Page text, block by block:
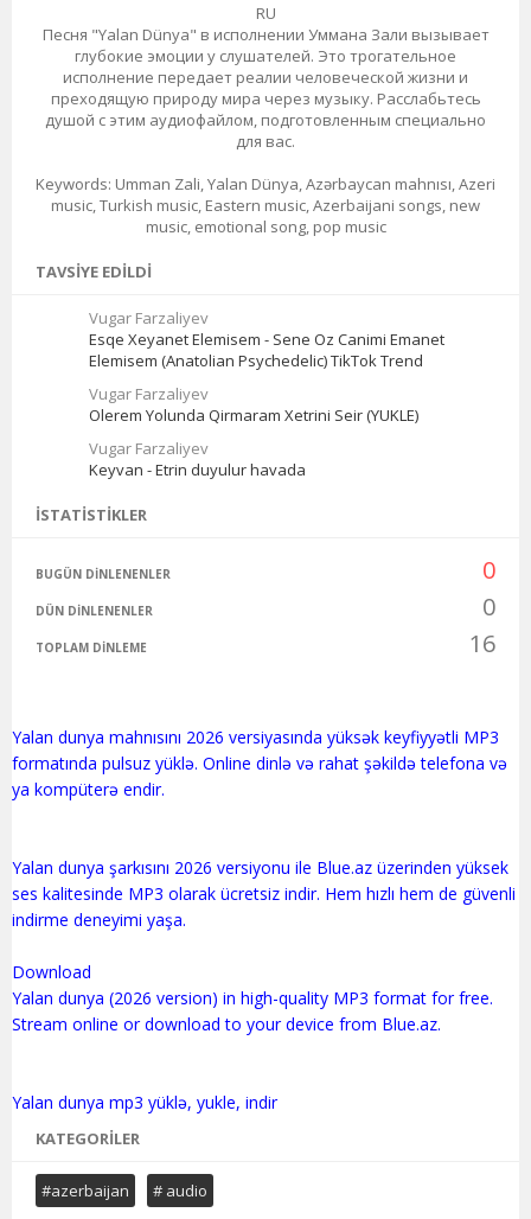
RU
Песня "Yalan Dünya" в исполнении Уммана Зали вызывает
глубокие эмоции у слушателей. Это трогательное
исполнение передает реалии человеческой жизни и
преходящую природу мира через музыку. Расслабьтесь
душой с этим аудиофайлом, подготовленным специально
для вас.
Keywords: Umman Zali, Yalan Dünya, Azərbaycan mahnısı, Azeri
music, Turkish music, Eastern music, Azerbaijani songs, new
music, emotional song, pop music
TAVSIYE EDILDI
Vugar Farzaliyev
Esqe Xeyanet Elemisem - Sene Oz Canimi Emanet
Elemisem (Anatolian Psychedelic) TikTok Trend
Vugar Farzaliyev
Olerem Yolunda Qirmaram Xetrini Seir (YUKLE)
Vugar Farzaliyev
Keyvan - Etrin duyulur havada
İSTATISTIKLER
BUGÜN DINLENENLER 0
DÜN DINLENENLER 0
TOPLAM DINLEME 16
Yalan dunya mahnısını 2026 versiyasında yüksək keyfiyyətli MP3
formatında pulsuz yüklə. Online dinlə və rahat şəkildə telefona və
ya kompüterə endir.
Yalan dunya şarkısını 2026 versiyonu ile Blue.az üzerinden yüksek
ses kalitesinde MP3 olarak ücretsiz indir. Hem hızlı hem de güvenli
indirme deneyimi yaşa.
Download
Yalan dunya (2026 version) in high-quality MP3 format for free.
Stream online or download to your device from Blue.az.
KATEGORILER
#azerbaijan # audio